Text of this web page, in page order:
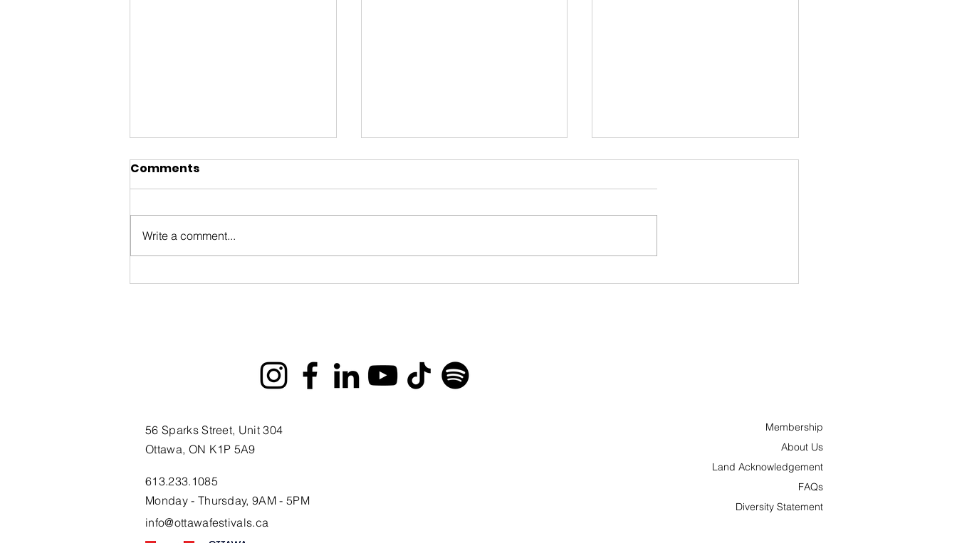
Broncs and ’Tonks
and the Surrounding
New Award Category
Les Grands Feux du
Comments
Write a comment...
56 Sparks Street, Unit 304
Ottawa, ON K1P 5A9
613.233.1085
Monday - Thursday, 9AM - 5PM
Membership
About Us
Land Acknowledgement
FAQs
Diversity Statement
info@ottawafestivals.ca